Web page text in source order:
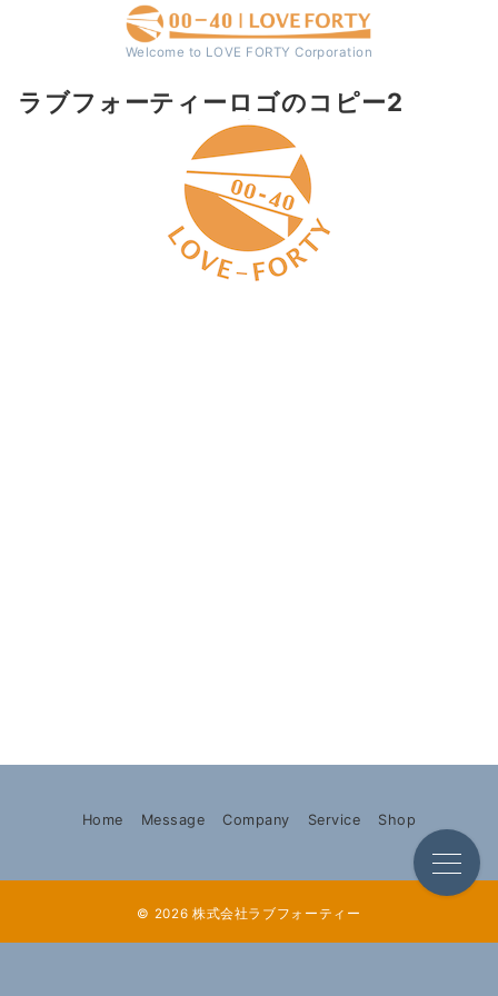
Welcome to LOVE FORTY Corporation
ラブフォーティーロゴのコピー2
Home Message Company Service Shop
© 2026 株式会社ラブフォーティー